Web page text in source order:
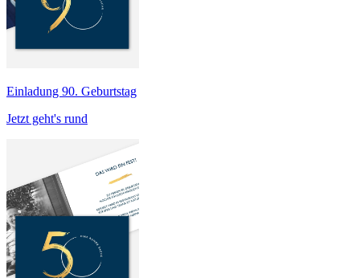
Einladung 90. Geburtstag
Jetzt geht's rund